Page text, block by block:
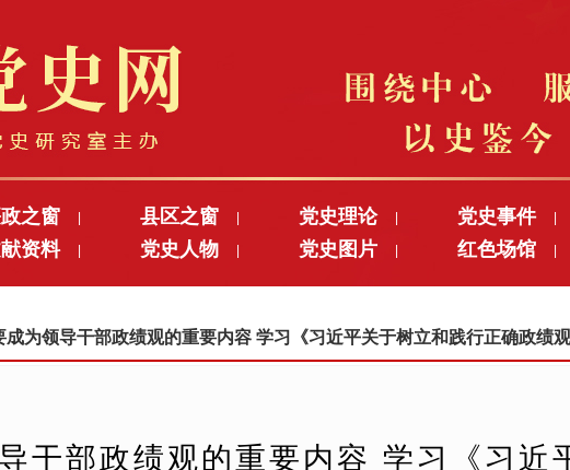
之窗 县区之窗 党史理论 党史事件
资料 党史人物 党史图片 红色场馆
为领导干部政绩观的重要内容 学习《习近平关于树立和践行正确政绩观
干部政绩观的重要内容 学习《习近